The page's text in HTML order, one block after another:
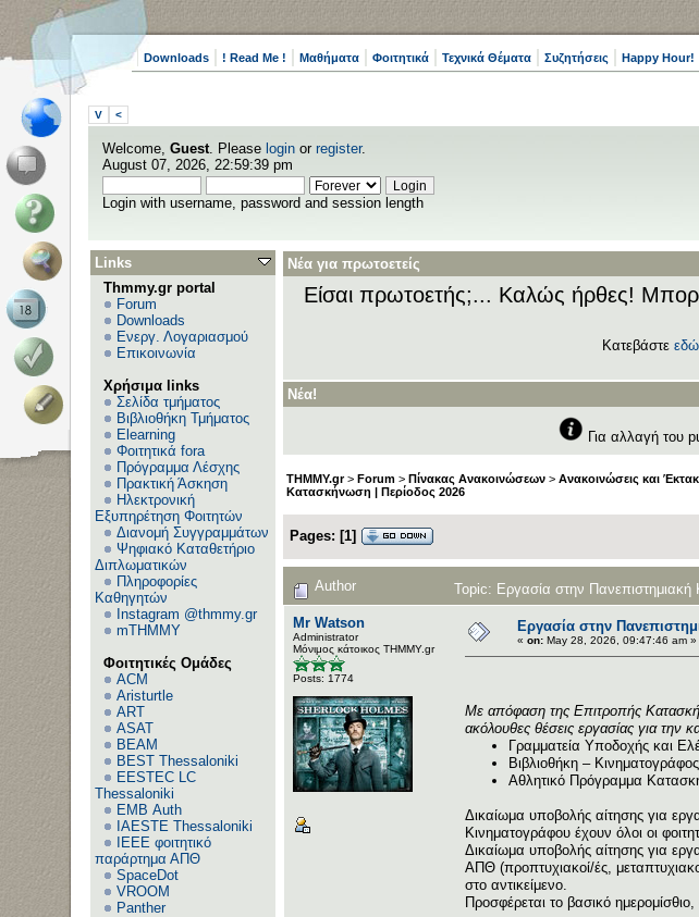
Downloads ! Read Me ! Μαθήματα Φοιτητικά Τεχνικά Θέματα Συζητήσεις Happy Hour!
V <
Welcome, Guest. Please login or register.
August 07, 2026, 22:59:39 pm
Login with username, password and session length
Links
Thmmy.gr portal
Forum
Downloads
Ενεργ. Λογαριασμού
Επικοινωνία
Χρήσιμα links
Σελίδα τμήματος
Βιβλιοθήκη Τμήματος
Elearning
Φοιτητικά fora
Πρόγραμμα Λέσχης
Πρακτική Άσκηση
Ηλεκτρονική
Εξυπηρέτηση Φοιτητών
Διανομή Συγγραμμάτων
Ψηφιακό Καταθετήριο
Διπλωματικών
Πληροφορίες
Καθηγητών
Instagram @thmmy.gr
mTHMMY
Φοιτητικές Ομάδες
ACM
Aristurtle
ART
ASAT
BEAM
BEST Thessaloniki
EESTEC LC
Thessaloniki
EΜΒ Auth
IAESTE Thessaloniki
IEEE φοιτητικό
παράρτημα ΑΠΘ
SpaceDot
VROOM
Panther
Νέα για πρωτοετείς
Είσαι πρωτοετής;... Καλώς ήρθες!
Κατεβάστε εδώ
Νέα!
Για αλλαγή του
THMMY.gr> Forum > Πίνακας Ανακοινώσεων > Ανακοινώσεις και
Κατασκήνωση | Περίοδος 2026
Pages: [1]
Author Topic: Εργασία στην
Mr Watson
Administrator
Μόνιμος κάτοικος ΤΗΜΜΥ.gr
Posts: 1774
Εργασία στην
« on: May 28, 2026, 09:47:46 am »
Με απόφαση της Επιτροπής
ακόλουθες θέσεις εργασίας για την
Γραμματεία Υποδοχής και
Βιβλιοθήκη – Κινηματογράφος
Αθλητικό Πρόγραμμα
Δικαίωμα υποβολής αίτησης για
Κινηματογράφου έχουν όλοι οι
Δικαίωμα υποβολής αίτησης για
ΑΠΘ (προπτυχιακοί/ές,
στο αντικείμενο.
Προσφέρεται το βασικό